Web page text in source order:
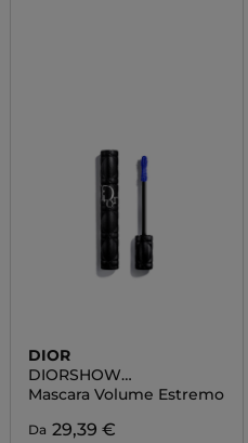
DIOR
DIORSHOW
OVERVOLUME
Mascara Volume Estremo
Da 29,39 €